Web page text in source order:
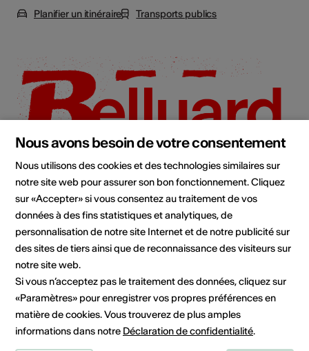
Planifier un itinéraire
Transports publics
Institution / organisation
Belluard Bollwerk
Festival d'arts vivants contemporains
Nous avons besoin de votre consentement
Nous utilisons des cookies et des technologies similaires sur
notre site web pour assurer son bon fonctionnement. Cliquez
sur «Accepter» si vous consentez au traitement de vos
données à des fins statistiques et analytiques, de
personnalisation de notre site Internet et de notre publicité sur
des sites de tiers ainsi que de reconnaissance des visiteurs sur
notre site web.
Si vous n’acceptez pas le traitement des données, cliquez sur
«Paramètres» pour enregistrer vos propres préférences en
matière de cookies. Vous trouverez de plus amples
informations dans notre Déclaration de confidentialité.